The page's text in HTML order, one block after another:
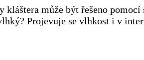
kláštera může být řešeno pomocí
Projevuje se vlhkost i v